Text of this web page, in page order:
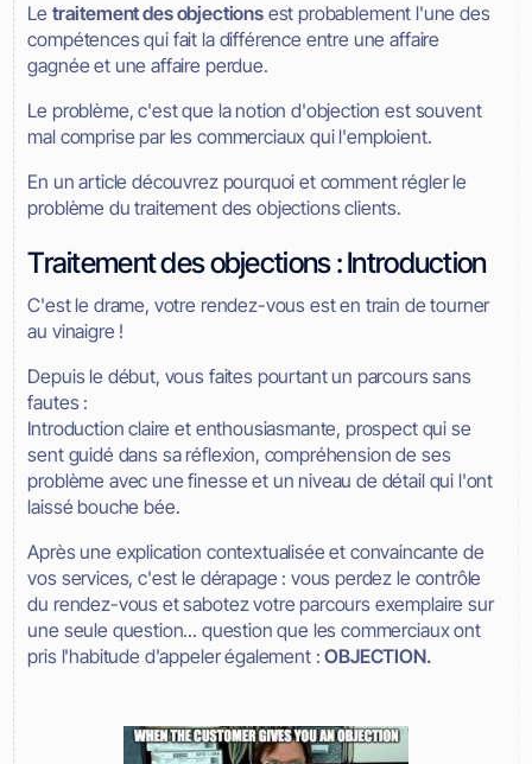
Le traitement des objectionsest probablement l'une des
compétences qui fait la différence entre une affaire
gagnée et une affaire perdue.
Le problème, c'est que la notion d'objection est souvent
mal comprise par les commerciaux qui l'emploient.
En un article découvrez pourquoi et comment régler le
problème du traitement des objections clients.
Traitement des objections : Introduction
C'est le drame, votre rendez-vous est en train de tourner
au vinaigre !
Depuis le début, vous faites pourtant un parcours sans
fautes :
Introduction claire et enthousiasmante, prospect qui se
sent guidé dans sa réflexion, compréhension de ses
problème avec une finesse et un niveau de détail qui l'ont
laissé bouche bée.
Après une explication contextualisée et convaincante de
vos services, c'est le dérapage : vous perdez le contrôle
du rendez-vous et sabotez votre parcours exemplaire sur
une seule question... question que les commerciaux ont
pris l'habitude d'appeler également :OBJECTION.